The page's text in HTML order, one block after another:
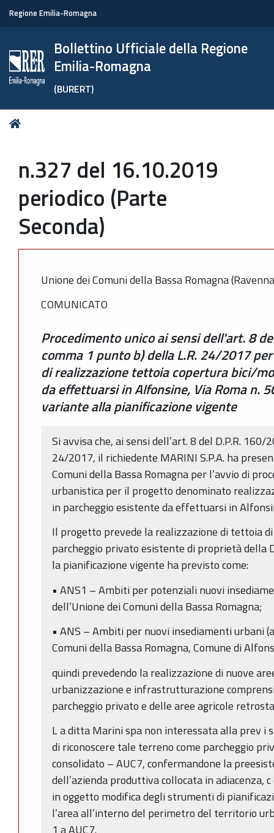
Regione Emilia-Romagna
Bollettino Ufficiale della Regione
Emilia-Romagna
(BURERT)
Tu
n.327 del 16.10.2019
periodico (Parte
Seconda)
Unione dei Comuni della Bassa Romagna
COMUNICATO
Procedimento unico ai sensi dell'art. 8
comma 1 punto b) della L.R. 24/2017
di realizzazione tettoia copertura bici/
da effettuarsi in Alfonsine, Via Roma n.
variante alla pianificazione vigente
Si avvisa che, ai sensi dell’art. 8 del D.P.R. 160/
24/2017, il richiedente MARINI S.P.A. ha
Comuni della Bassa Romagna per l’avvio di
urbanistica per il progetto denominato
in parcheggio esistente da effettuarsi in
Il progetto prevede la realizzazione di tettoia
parcheggio privato esistente di proprietà della
la pianificazione vigente ha previsto come:
• ANS1 – Ambiti per potenziali nuovi
dell’Unione dei Comuni della Bassa Romagna;
• ANS – Ambiti per nuovi insediamenti urbani
Comuni della Bassa Romagna, Comune di
quindi prevedendo la realizzazione di nuove
urbanizzazione e infrastrutturazione
parcheggio privato e delle aree agricole
L a ditta Marini spa non interessata alla prev i
di riconoscere tale terreno come parcheggio
consolidato – AUC7, confermandone la
dell’azienda produttiva collocata in adiacenza,
in oggetto modifica degli strumenti di
l’area all’interno del perimetro del territorio